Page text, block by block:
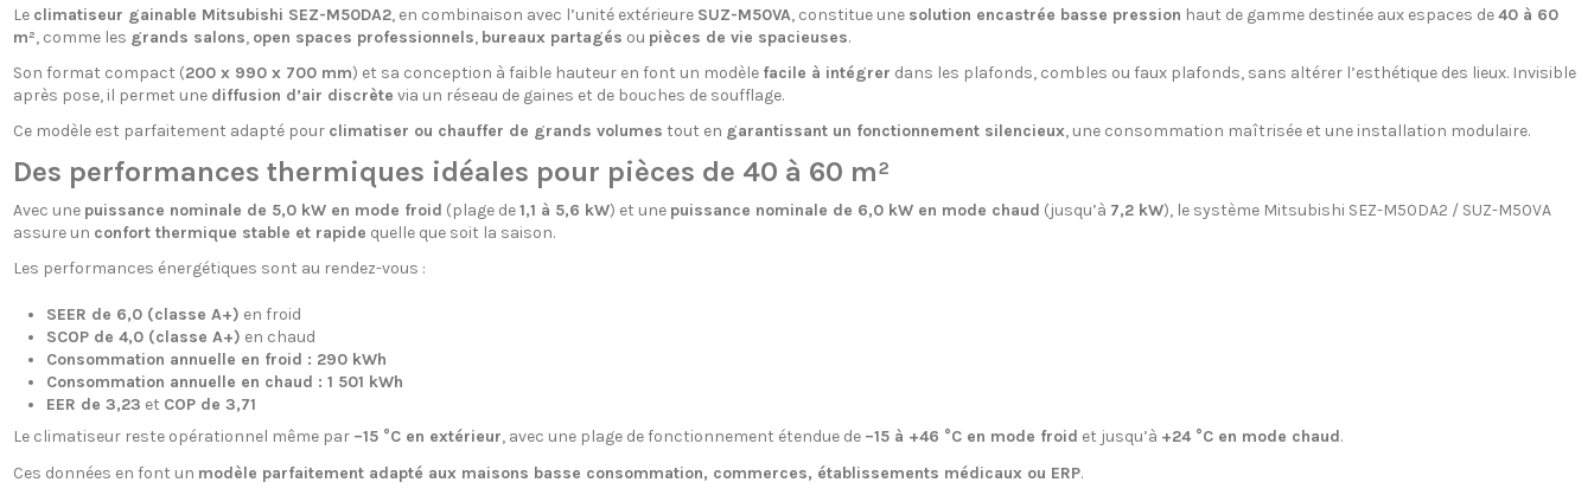
Le climatiseur gainable Mitsubishi SEZ-M50DA2, en combinaison avec l’unité extérieure SUZ-M50VA, constitue une solution encastrée basse pression haut de gamme destinée aux espaces de40 à 60
m², comme les grands salons, open spaces professionnels, bureaux partagés ou pièces de vie spacieuses.
Son format compact (200 x 990 x 700 mm) et sa conception à faible hauteur en font un modèle facile à intégrer dans les plafonds, combles ou faux plafonds, sans altérer l’esthétique des lieux. Invisible
après pose, il permet une diffusion d’air discrète via un réseau de gaines et de bouches de soufflage.
Ce modèle est parfaitement adapté pour climatiser ou chauffer de grands volumes tout en garantissant un fonctionnement silencieux, une consommation maîtrisée et une installation modulaire.
Des performances thermiques idéales pour pièces de 40 à 60 m²
Avec une puissance nominale de 5,0 kW en mode froid (plage de1,1 à 5,6 kW) et une puissance nominale de 6,0 kW en mode chaud (jusqu’à 7,2 kW), le système Mitsubishi SEZ-M50DA2 / SUZ-M50VA
assure un confort thermique stable et rapide quelle que soit la saison.
Les performances énergétiques sont au rendez-vous :
SEER de 6,0 (classe A+) en froid
SCOP de 4,0 (classe A+) en chaud
Consommation annuelle en froid : 290 kWh
Consommation annuelle en chaud : 1 501 kWh
EER de 3,23 et COP de 3,71
Le climatiseur reste opérationnel même par –15 °C en extérieur, avec une plage de fonctionnement étendue de –15 à +46 °C en mode froid et jusqu’à +24 °C en mode chaud.
Ces données en font un modèle parfaitement adapté aux maisons basse consommation, commerces, établissements médicaux ou ERP.